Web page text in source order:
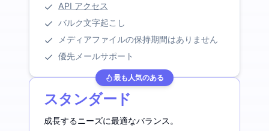
API アクセス
バルク文字起こし
メディアファイルの保持期間はありません
優先メールサポート
最も人気のある
スタンダード
成長するニーズに最適なバランス。